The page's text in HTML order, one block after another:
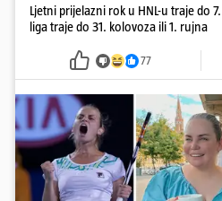
Ljetni prijelazni rok u HNL-u traje do
liga traje do 31. kolovoza ili 1. rujna
77